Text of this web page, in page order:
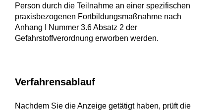
Person durch die Teilnahme an einer spezifischen
praxisbezogenen Fortbildungsmaßnahme nach
Anhang I Nummer 3.6 Absatz 2 der
Gefahrstoffverordnung erworben werden.
Verfahrensablauf
Nachdem Sie die Anzeige getätigt haben, prüft die